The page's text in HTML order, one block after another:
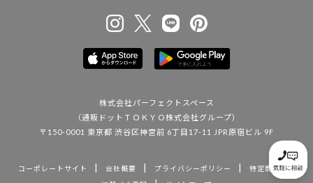
株式会社パーフェクトスペース
（通販ドットＴＯＫＹＯ株式会社グループ）
〒150-0001 東京都 渋谷区神宮前 6丁目17-11 JPR原宿ビル 9F
コーポレートサイト | 会社概要 | プライバシーポリシー |
特定商取引法